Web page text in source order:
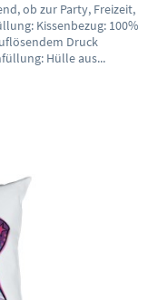
ob zur Party, Freizeit,
Kissenbezug: 100%
Druck
Hülle aus...